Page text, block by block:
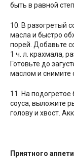
быть в равной
10. В разогретый
масла и быстро
порей. Добавьте
1 ч. л. крахмала,
Готовьте до
маслом и снимите
11. На
соуса, выложите
голову и хвост.
Приятного